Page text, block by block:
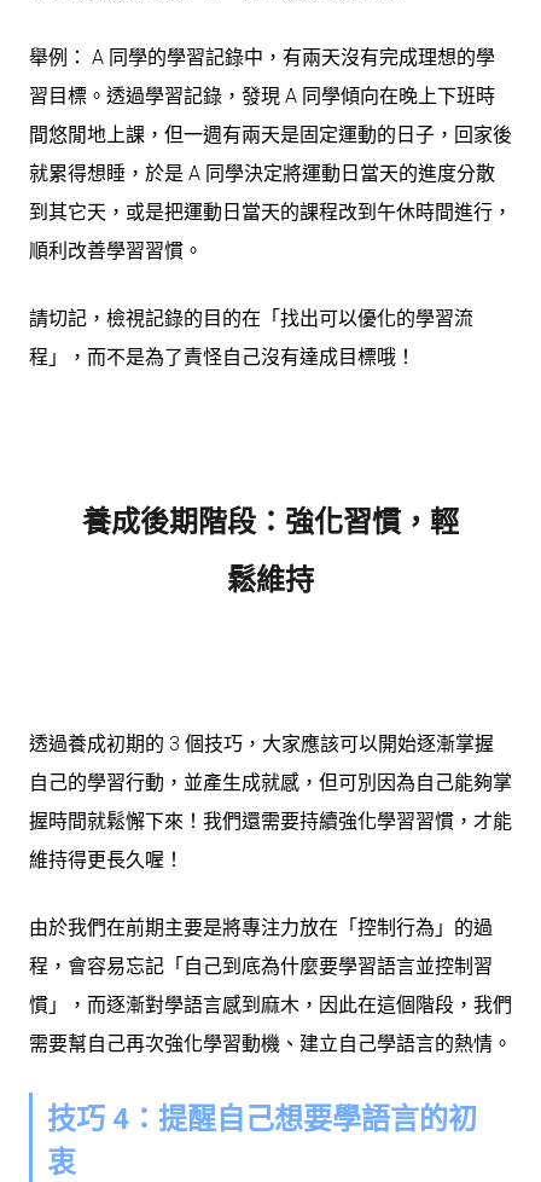
舉例： A 同學的學習記錄中，有兩天沒有完成理想的學
習目標。透過學習記錄，發現 A 同學傾向在晚上下班時
間悠閒地上課，但一週有兩天是固定運動的日子，回家後
就累得想睡，於是 A 同學決定將運動日當天的進度分散
到其它天，或是把運動日當天的課程改到午休時間進行，
順利改善學習習慣。
請切記，檢視記錄的目的在 「找出可以優化的學習流
程」
，而不是為了責怪自己沒有達成目標哦！
養成後期階段：強化習慣，輕
鬆維持
透過養成初期的 3 個技巧，大家應該可以開始逐漸掌握
自己的學習行動，並產生成就感，但可別因為自己能夠掌
握時間就鬆懈下來！我們還需要持續強化學習習慣，才能
維持得更長久喔！
由於我們在前期主要是將專注力放在「控制行為」的過
程，會容易忘記「自己到底為什麼要學習語言並控制習
慣」，而逐漸對學語言感到麻木，因此在這個階段，我們
需要幫自己再次強化學習動機、建立自己學語言的熱情。
技巧 4：提醒自己想要學語言的初
衷